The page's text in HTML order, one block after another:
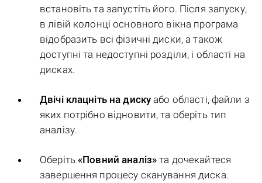
встановіть та запустіть його. Після запуску,
в лівій колонці основного вікна програма
відобразить всі фізичні диски, а також
доступні та недоступні розділи, і області на
дисках.
Двічі клацніть на диску або області, файли з
яких потрібно відновити, та оберіть тип
аналізу.
Оберіть«Повний аналіз» та дочекайтеся
завершення процесу сканування диска.